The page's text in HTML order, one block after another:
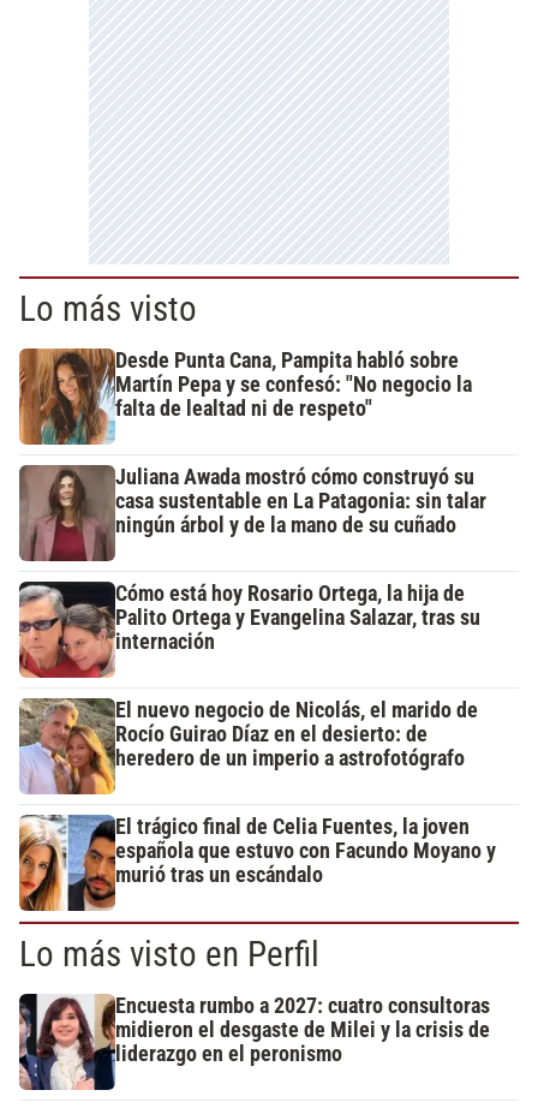
Lo más visto
Desde Punta Cana, Pampita habló sobre
Martín Pepa y se confesó: "No negocio la
falta de lealtad ni de respeto"
Juliana Awada mostró cómo construyó su
casa sustentable en La Patagonia: sin talar
ningún árbol y de la mano de su cuñado
Cómo está hoy Rosario Ortega, la hija de
Palito Ortega y Evangelina Salazar, tras su
internación
El nuevo negocio de Nicolás, el marido de
Rocío Guirao Díaz en el desierto: de
heredero de un imperio a astrofotógrafo
El trágico final de Celia Fuentes, la joven
española que estuvo con Facundo Moyano y
murió tras un escándalo
Lo más visto en Perfil
Encuesta rumbo a 2027: cuatro consultoras
midieron el desgaste de Milei y la crisis de
liderazgo en el peronismo